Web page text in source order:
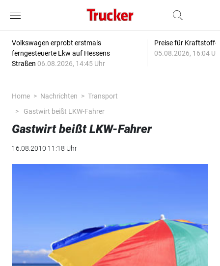
Volkswagen erprobt erstmals
ferngesteuerte Lkw auf Hessens
Straßen 06.08.2026, 14:45 Uhr
Preise für
05.08.2026, 16:04
Home Nachrichten
Transport
Gastwirt beißt LKW-Fahrer
Gastwirt beißt LKW-Fahrer
16.08.2010 11:18 Uhr